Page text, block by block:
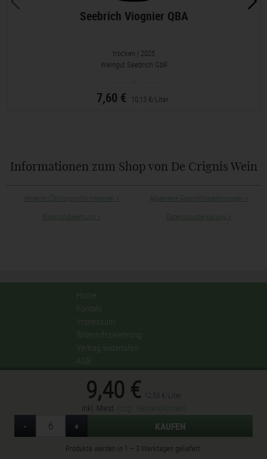
9,40 € 12,53 €/Liter
inkl. Mwst.
- Weniger
Menge + KAUFEN
Produkte werden in 1 – 3 Werktagen geliefert.
Seebrich Viognier QBA
trocken | 2025
Weingut Seebrich GbR
7,60 € 10,13 €/Liter
Informationen zum Shop von De Crignis Wein
Versand-/Zahlungsinformationen Allgemeine Geschäftsbedingungen
Widerrufsbelehrung Datenschutzerklärung
Home
Kontakt
Impressum
Widerrufsbelehrung
Vertrag widerrufen
AGB
Datenschutzerklärung
Privatsphäre-Einstellungen ändern
De Crignis Wein - Seit 1809